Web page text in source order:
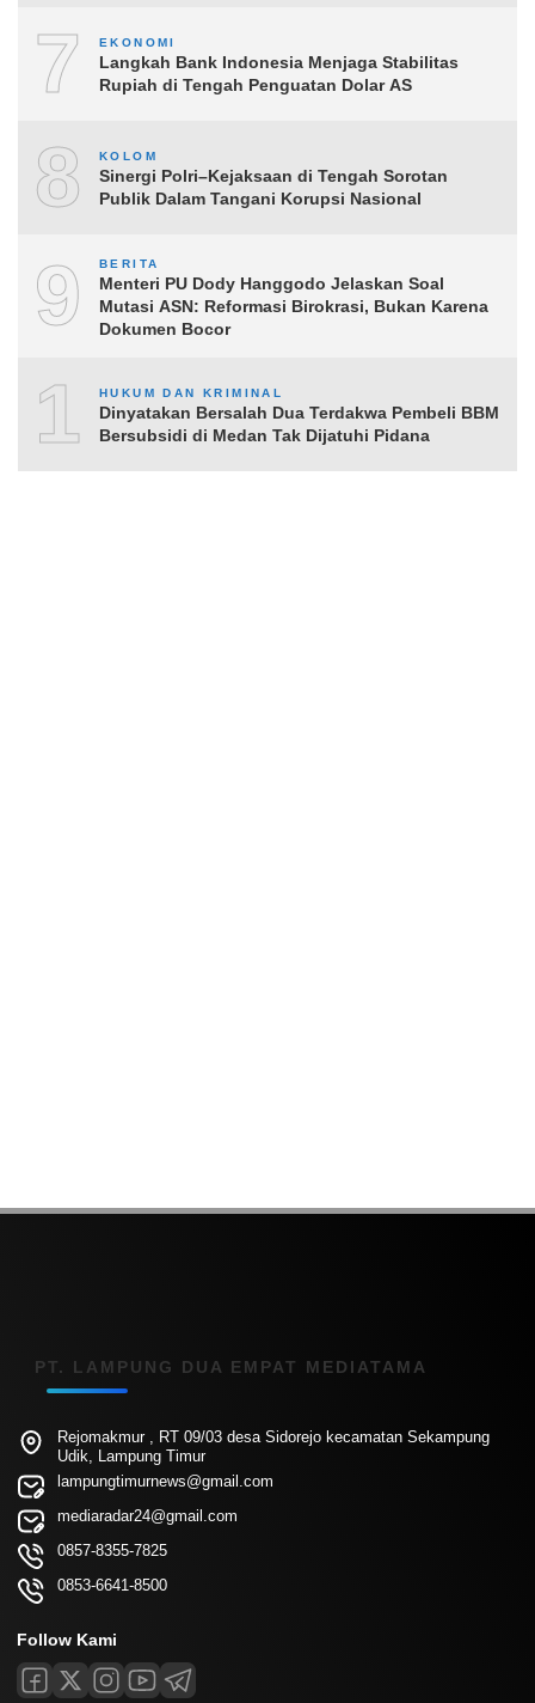
7 EKONOMI
Langkah Bank Indonesia Menjaga Stabilitas
Rupiah di Tengah Penguatan Dolar AS
8 KOLOM
Sinergi Polri–Kejaksaan di Tengah Sorotan
Publik Dalam Tangani Korupsi Nasional
9 BERITA
Menteri PU Dody Hanggodo Jelaskan Soal
Mutasi ASN: Reformasi Birokrasi, Bukan Karena
Dokumen Bocor
10HUKUM DAN KRIMINAL
Dinyatakan Bersalah Dua Terdakwa Pembeli BBM
Bersubsidi di Medan Tak Dijatuhi Pidana
PT. LAMPUNG DUA EMPAT MEDIATAMA
Rejomakmur , RT 09/03 desa Sidorejo kecamatan Sekampung
Udik, Lampung Timur
lampungtimurnews@gmail.com
mediaradar24@gmail.com
0857-8355-7825
0853-6641-8500
Follow Kami